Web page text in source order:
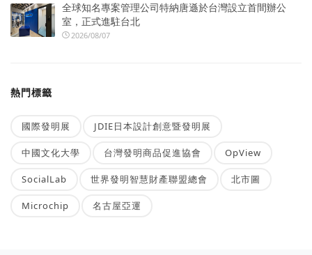
全球知名專案管理公司特納唐遜於台灣設立首間辦公
室，正式進駐台北
2026/08/07
熱門標籤
國際發明展 JDIE日本設計創意暨發明展
中國文化大學 台灣發明商品促進協會 OpView
SocialLab 世界發明智慧財產聯盟總會 北市圖
Microchip 名古屋亞運